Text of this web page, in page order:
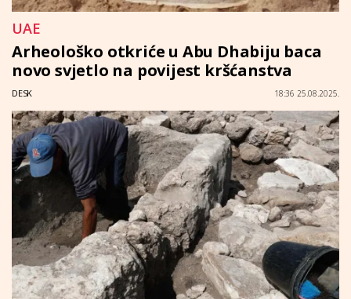
UAE
Arheološko otkriće u Abu Dhabiju baca
novo svjetlo na povijest kršćanstva
DESK 18:36 25.08.2025.